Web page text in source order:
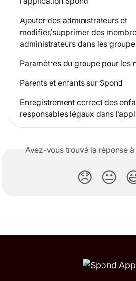
Ajouter des administrateurs et
modifier/supprimer des
administrateurs dans les
Paramètres du groupe pour les
Parents et enfants sur Spond
Enregistrement correct des
responsables légaux dans
Avez-vous trouvé la réponse
😞 😐